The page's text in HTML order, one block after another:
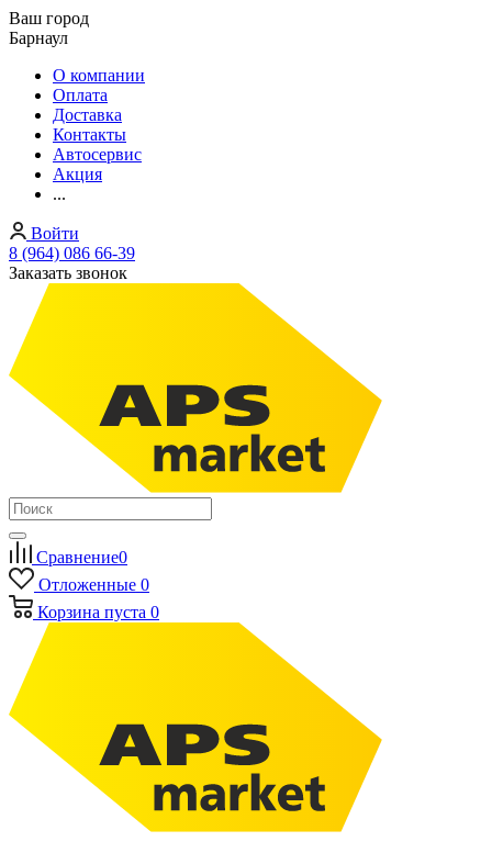
Ваш город
Барнаул
О компании
Оплата
Доставка
Контакты
Автосервис
Акция
...
Войти
8 (964) 086 66-39
Заказать звонок
Сравнение0
Отложенные 0
Корзина пуста 0